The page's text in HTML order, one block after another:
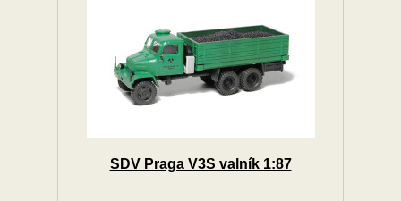
SDV Praga V3S valník 1:87